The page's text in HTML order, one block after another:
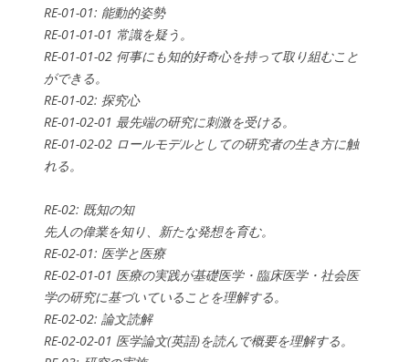
RE-01-01: 能動的姿勢
RE-01-01-01 常識を疑う。
RE-01-01-02 何事にも知的好奇心を持って取り組むこと
ができる。
RE-01-02: 探究心
RE-01-02-01 最先端の研究に刺激を受ける。
RE-01-02-02 ロールモデルとしての研究者の生き方に触
れる。
RE-02: 既知の知
先人の偉業を知り、新たな発想を育む。
RE-02-01: 医学と医療
RE-02-01-01 医療の実践が基礎医学・臨床医学・社会医
学の研究に基づいていることを理解する。
RE-02-02: 論文読解
RE-02-02-01 医学論文(英語)を読んで概要を理解する。